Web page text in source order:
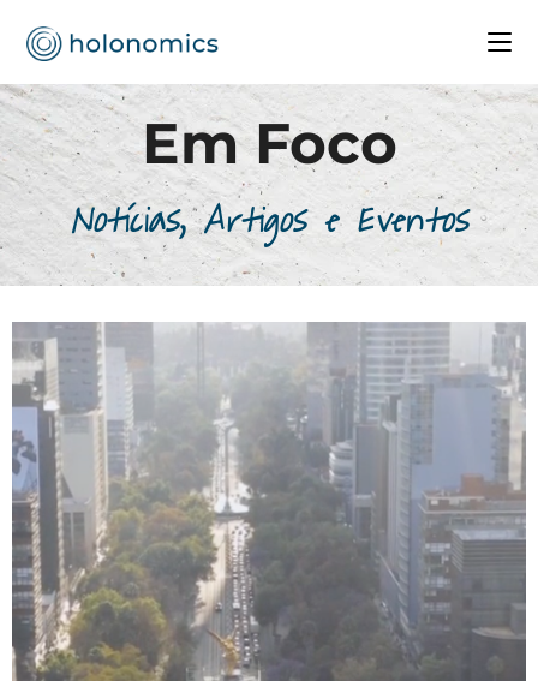
Em Foco
Notícias, Artigos e Eventos